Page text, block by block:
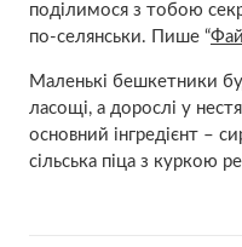
поділимося з тобою
по-селянськи. Пише “
Маленькі бешкетники
ласощі, а дорослі у
основний інгредієнт –
сільська піца з куркою